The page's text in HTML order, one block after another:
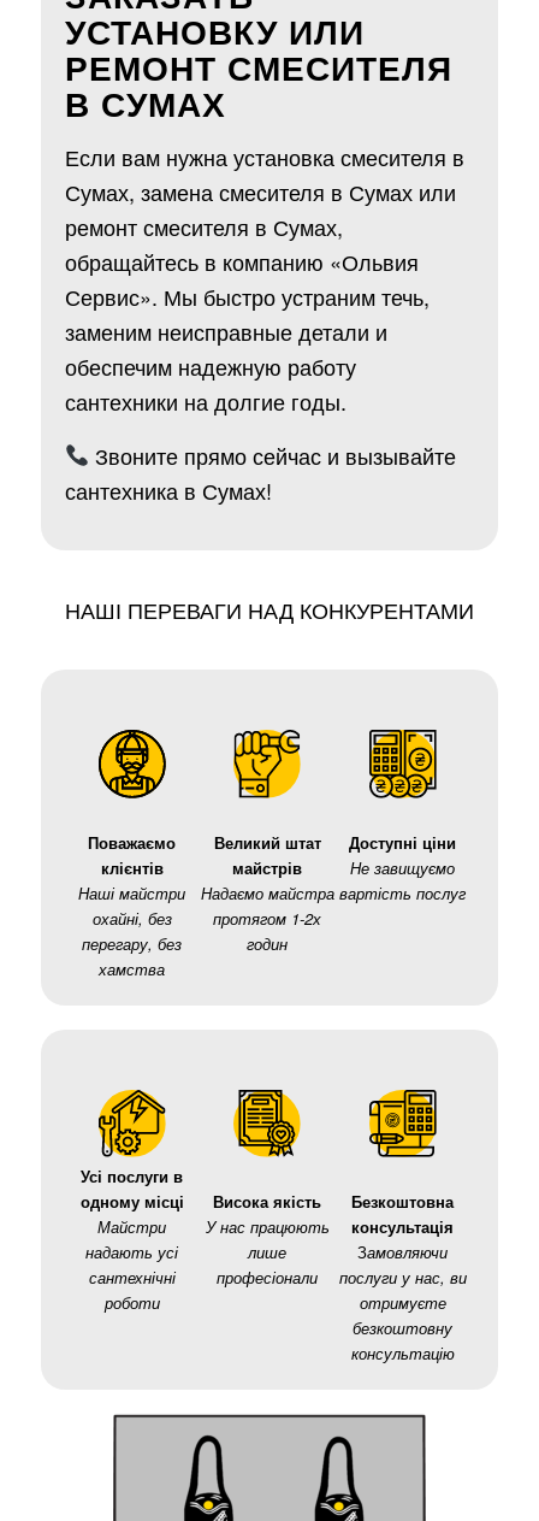
УСТАНОВКУ ИЛИ
РЕМОНТ СМЕСИТЕЛЯ
В СУМАХ
Если вам нужна установка смесителя в
Сумах, замена смесителя в Сумах или
ремонт смесителя в Сумах,
обращайтесь в компанию «Ольвия
Сервис». Мы быстро устраним течь,
заменим неисправные детали и
обеспечим надежную работу
сантехники на долгие годы.
Звоните прямо сейчас и вызывайте
сантехника в Сумах!
НАШІ ПЕРЕВАГИ НАД КОНКУРЕНТАМИ
Поважаємо
клієнтів
Наші майстри
охайні, без
перегару, без
хамства
Великий штат
майстрів
Надаємо майстра
протягом 1-2х
годин
Доступні ціни
Не завищуємо
вартість послуг
Усі послуги в
одному місці
Майстри
надають усі
сантехнічні
роботи
Висока якість
У нас працюють
лише
професіонали
Безкоштовна
консультація
Замовляючи
послуги у нас, ви
отримуєте
безкоштовну
консультацію